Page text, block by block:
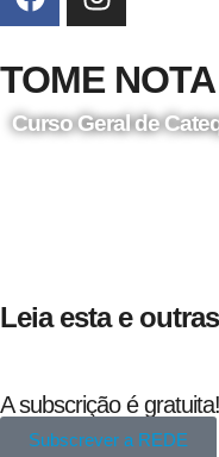
TOME NOTA
Curso Geral de
Leia esta e
A subscrição é gratuita!
Subscrever a REDE